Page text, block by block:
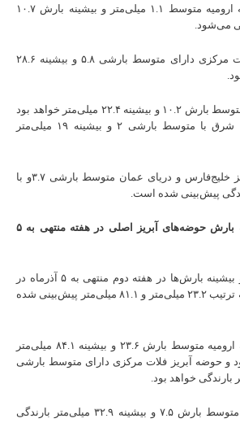
برای حوضه آبریز دریاچه ارومیه متوسط ۱.۱ میلی‌متر و بیشینه بارش ۱۰.۷
می‌شود.
همچنین حوضه آبریز فلات مرکزی دارای متوسط بارشی ۵.۸ و بیشینه ۲۸.۶
در حوضه آبریز قره‌قوم متوسط بارش ۱۰.۲ و بیشینه ۲۲.۴ میلی‌متر خواهد بود
و در حوضه آبریز مرزی شرق با متوسط بارشی ۲ و بیشینه ۱۹ میلی‌متر
همچنین برای حوضه آبریز خلیج‌فارس و دریای عمان متوسط بارشی ۳.۷و با
پیش‌بینی متوسط/بیشینه بارش حوضه‌های آبریز اصلی در هفته منتهی به ۵
بر این اساس، متوسط و بیشینه بارش‌ها در هفته دوم منتهی به ۵ آذرماه در
حوضه آبریز دریای خزر به ترتیب ۲۳.۲ میلی‌متر و ۸۱.۱ میلی‌متر پیش‌بینی شده
برای حوضه آبریز دریاچه ارومیه متوسط بارش ۲۳.۶ و بیشینه ۸۴.۱ میلی‌متر
و حوضه آبریز فلات مرکزی دارای متوسط بارشی
در حوضه آبریز قره‌قوم متوسط بارش ۷.۵ و بیشینه ۳۲.۹ میلی‌متر بارندگی